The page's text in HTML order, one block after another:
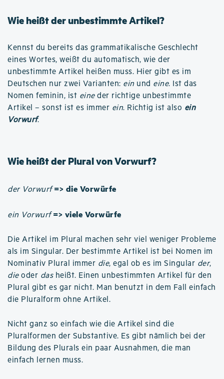
Wie heißt der unbestimmte Artikel?
Kennst du bereits das grammatikalische Geschlecht
eines Wortes, weißt du automatisch, wie der
unbestimmte Artikel heißen muss. Hier gibt es im
Deutschen nur zwei Varianten: ein und eine. Ist das
Nomen feminin, ist eineder richtige unbestimmte
Artikel – sonst ist es immer ein. Richtig ist also ein
Vorwurf.
Wie heißt der Plural von Vorwurf?
der Vorwurf=> die Vorwürfe
ein Vorwurf=> viele Vorwürfe
Die Artikel im Plural machen sehr viel weniger Probleme
als im Singular. Der bestimmte Artikel ist bei Nomen im
Nominativ Plural immer die, egal ob es im Singular der,
dieoder dasheißt. Einen unbestimmten Artikel für den
Plural gibt es gar nicht. Man benutzt in dem Fall einfach
die Pluralform ohne Artikel.
Nicht ganz so einfach wie die Artikel sind die
Pluralformen der Substantive. Es gibt nämlich bei der
Bildung des Plurals ein paar Ausnahmen, die man
einfach lernen muss.